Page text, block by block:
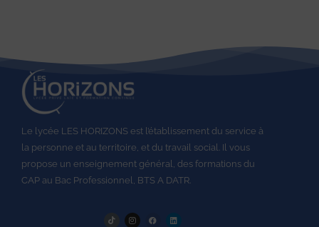
Le lycée LES HORIZONS est l’établissement du service à
la personne et au territoire, et du travail social. Il vous
propose un enseignement général, des formations du
CAP au Bac Professionnel, BTS A DATR.